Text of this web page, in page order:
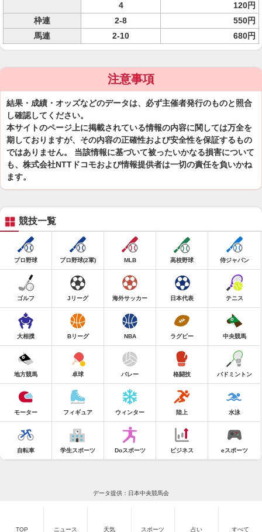
4
120円
枠連
2-8
550円
馬連
2-10 680円
注意事項
結果・成績・オッズなどのデータは、必ず主催者発行のものと照合
し確認してください。
本サイトのページ上に掲載されている情報の内容に関しては万全を
期しておりますが、その内容の正確性および安全性を保証するもの
ではありません。 当該情報に基づいて被ったいかなる損害について
も、株式会社NTTドコモおよび情報提供者は一切の責任を負いかね
ます。
競技一覧
プロ野球 プロ野球(2軍) MLB 高校野球 侍ジャパン
ゴルフ Jリーグ 海外サッカー 日本代表 テニス
大相撲 Bリーグ NBA ラグビー 中央競馬
地方競馬 卓球 バレー 格闘技 バドミントン
モーター フィギュア ウィンター 陸上 水泳
自転車 学生スポーツ Doスポーツ ビジネス eスポーツ
データ提供：日本中央競馬会
TOP ニュース 天気 スポーツ 占い すべて